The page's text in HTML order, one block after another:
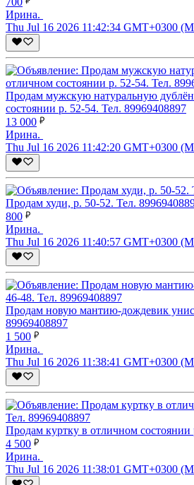
Ирина.
Thu Jul 16 2026 11:42:34 GMT+0300
Продам мужскую натуральную
состоянии р. 52-54. Тел. 89969408897
13 000
Ирина.
Thu Jul 16 2026 11:42:20 GMT+0300
Продам худи, р. 50-52. Тел.
800
Ирина.
Thu Jul 16 2026 11:40:57 GMT+0300
Продам новую мантию-дождевик
89969408897
1 500
Ирина.
Thu Jul 16 2026 11:38:41 GMT+0300
Продам куртку в отличном состоянии
4 500
Ирина.
Thu Jul 16 2026 11:38:01 GMT+0300